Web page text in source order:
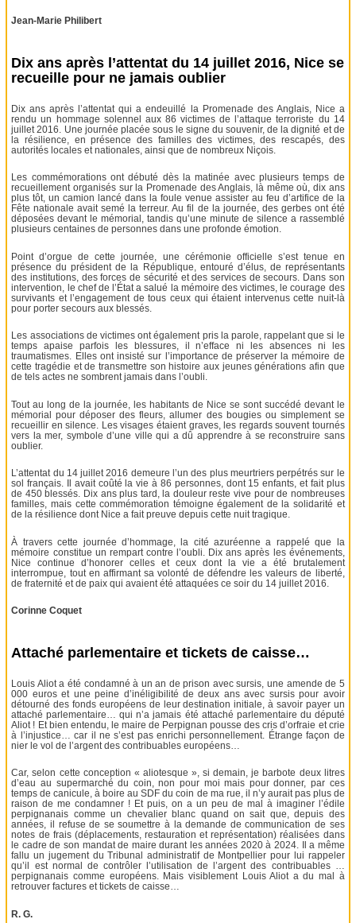
Jean-Marie Philibert
Dix ans après l’attentat du 14 juillet 2016, Nice se
recueille pour ne jamais oublier
Dix ans après l’attentat qui a endeuillé la Promenade des Anglais, Nice a
rendu un hommage solennel aux 86 victimes de l’attaque terroriste du 14
juillet 2016. Une journée placée sous le signe du souvenir, de la dignité et de
la résilience, en présence des familles des victimes, des rescapés, des
autorités locales et nationales, ainsi que de nombreux Niçois.
Les commémorations ont débuté dès la matinée avec plusieurs temps de
recueillement organisés sur la Promenade des Anglais, là même où, dix ans
plus tôt, un camion lancé dans la foule venue assister au feu d’artifice de la
Fête nationale avait semé la terreur. Au fil de la journée, des gerbes ont été
déposées devant le mémorial, tandis qu’une minute de silence a rassemblé
plusieurs centaines de personnes dans une profonde émotion.
Point d’orgue de cette journée, une cérémonie officielle s’est tenue en
présence du président de la République, entouré d’élus, de représentants
des institutions, des forces de sécurité et des services de secours. Dans son
intervention, le chef de l’État a salué la mémoire des victimes, le courage des
survivants et l’engagement de tous ceux qui étaient intervenus cette nuit-là
pour porter secours aux blessés.
Les associations de victimes ont également pris la parole, rappelant que si le
temps apaise parfois les blessures, il n’efface ni les absences ni les
traumatismes. Elles ont insisté sur l’importance de préserver la mémoire de
cette tragédie et de transmettre son histoire aux jeunes générations afin que
de tels actes ne sombrent jamais dans l’oubli.
Tout au long de la journée, les habitants de Nice se sont succédé devant le
mémorial pour déposer des fleurs, allumer des bougies ou simplement se
recueillir en silence. Les visages étaient graves, les regards souvent tournés
vers la mer, symbole d’une ville qui a dû apprendre à se reconstruire sans
oublier.
L’attentat du 14 juillet 2016 demeure l’un des plus meurtriers perpétrés sur le
sol français. Il avait coûté la vie à 86 personnes, dont 15 enfants, et fait plus
de 450 blessés. Dix ans plus tard, la douleur reste vive pour de nombreuses
familles, mais cette commémoration témoigne également de la solidarité et
de la résilience dont Nice a fait preuve depuis cette nuit tragique.
À travers cette journée d’hommage, la cité azuréenne a rappelé que la
mémoire constitue un rempart contre l’oubli. Dix ans après les événements,
Nice continue d’honorer celles et ceux dont la vie a été brutalement
interrompue, tout en affirmant sa volonté de défendre les valeurs de liberté,
de fraternité et de paix qui avaient été attaquées ce soir du 14 juillet 2016.
Corinne Coquet
Attaché parlementaire et tickets de caisse…
Louis Aliot a été condamné à un an de prison avec sursis, une amende de 5
000 euros et une peine d’inéligibilité de deux ans avec sursis pour avoir
détourné des fonds européens de leur destination initiale, à savoir payer un
attaché parlementaire… qui n’a jamais été attaché parlementaire du député
Aliot ! Et bien entendu, le maire de Perpignan pousse des cris d’orfraie et crie
à l’injustice… car il ne s’est pas enrichi personnellement. Étrange façon de
nier le vol de l’argent des contribuables européens…
Car, selon cette conception « aliotesque », si demain, je barbote deux litres
d’eau au supermarché du coin, non pour moi mais pour donner, par ces
temps de canicule, à boire au SDF du coin de ma rue, il n’y aurait pas plus de
raison de me condamner ! Et puis, on a un peu de mal à imaginer l’édile
perpignanais comme un chevalier blanc quand on sait que, depuis des
années, il refuse de se soumettre à la demande de communication de ses
notes de frais (déplacements, restauration et représentation) réalisées dans
le cadre de son mandat de maire durant les années 2020 à 2024. Il a même
fallu un jugement du Tribunal administratif de Montpellier pour lui rappeler
qu’il est normal de contrôler l’utilisation de l’argent des contribuables …
perpignanais comme européens. Mais visiblement Louis Aliot a du mal à
retrouver factures et tickets de caisse…
R. G.